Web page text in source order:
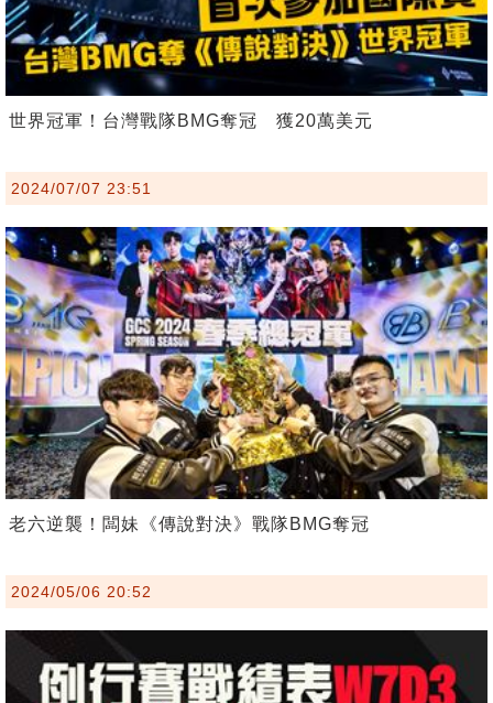
世界冠軍！台灣戰隊BMG奪冠 獲20萬美元
2024/07/07 23:51
老六逆襲！闆妹《傳說對決》戰隊BMG奪冠
2024/05/06 20:52